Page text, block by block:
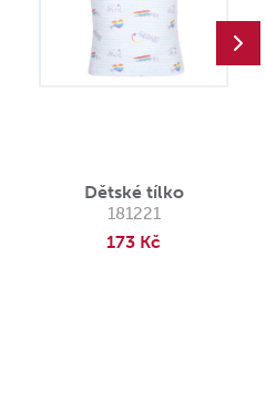
Dětské tílko
181221
173 Kč